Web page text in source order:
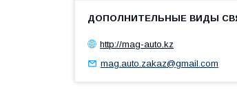
http://mag-auto.kz
mag.auto.zakaz@gmail.com